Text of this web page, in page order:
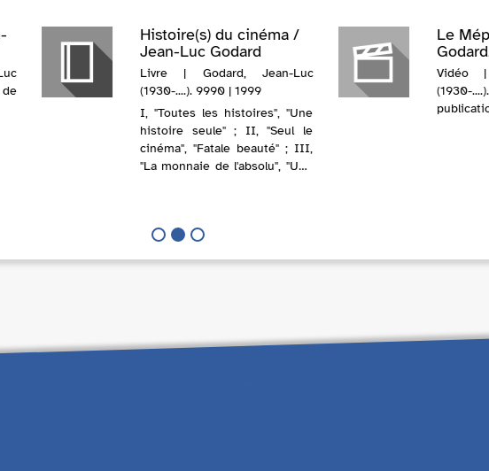
Histoire(s) du cinéma /
Jean-Luc Godard
Livre | Godard, Jean-Luc
(1930-....). 9990 | 1999
I, "Toutes les histoires", "Une
histoire seule" ; II, "Seul le
cinéma", "Fatale beauté" ; III,
"La monnaie de l'absolu", "Une
Le
Vidéo |
(1930-